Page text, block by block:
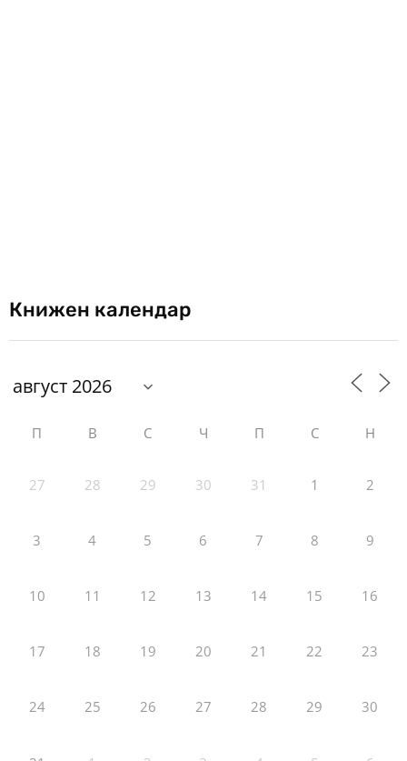
Книжен календар
П В С Ч П С Н
27 28 29 30 31 1 2
3 4 5 6 7 8 9
10 11 12 13 14 15 16
17 18 19 20 21 22 23
24 25 26 27 28 29 30